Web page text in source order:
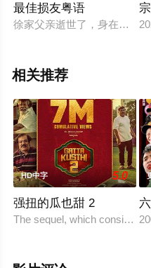
最佳损友粤语
徐家父亲逝世了，身在美国
相关推荐
HD中字 5.0
强扭的瓜也甜 2
The sequel, which consists